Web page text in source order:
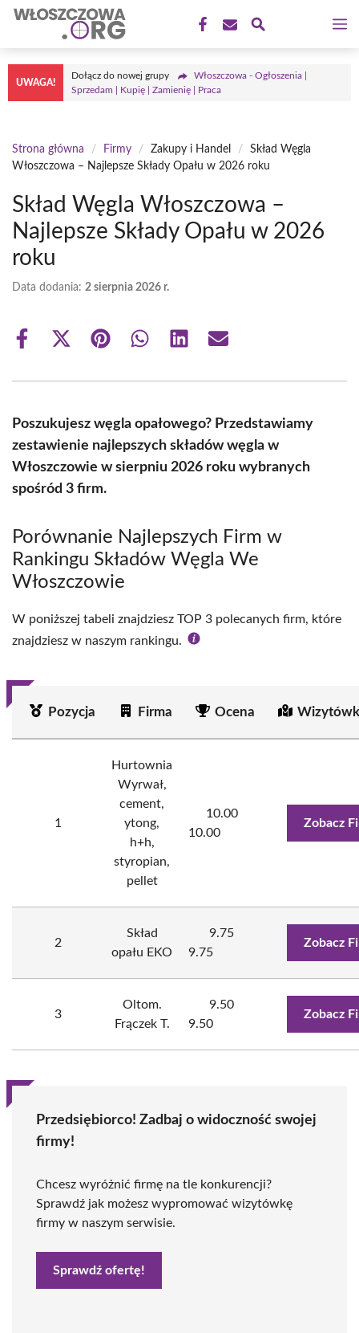
Przejdź
treści
UWAGA!
Dołącz do nowej grupy
Włoszczowa - Ogłoszenia |
Sprzedam | Kupię | Zamienię | Praca
Strona główna / Firmy / Zakupy i Handel /
Skład Węgla
Włoszczowa – Najlepsze Składy Opału w 2026 roku
Skład Węgla Włoszczowa –
Najlepsze Składy Opału w 2026
roku
Data dodania: 2 sierpnia 2026 r.
Share
Share
(Twitter)
Share Share Share Share
Poszukujesz węgla opałowego? Przedstawiamy
zestawienie najlepszych składów węgla w
Włoszczowie w sierpniu 2026 roku wybranych
spośród 3 firm.
Porównanie Najlepszych Firm w
Rankingu Składów Węgla We
Włoszczowie
W poniższej tabeli znajdziesz TOP 3 polecanych firm, które
znajdziesz w naszym rankingu.
Pozycja Firma Ocena
1
Hurtownia
Wyrwał,
cement,
ytong,
h+h,
styropian,
pellet
10.00
10.00
Zobacz
2
Skład
opału EKO
9.75
9.75
Zobacz
3
Oltom.
Frączek T.
9.50
9.50
Zobacz
Przedsiębiorco! Zadbaj o widoczność swojej
firmy!
Chcesz wyróżnić firmę na tle konkurencji?
Sprawdź jak możesz wypromować wizytówkę
firmy w naszym serwisie.
Sprawdź ofertę!